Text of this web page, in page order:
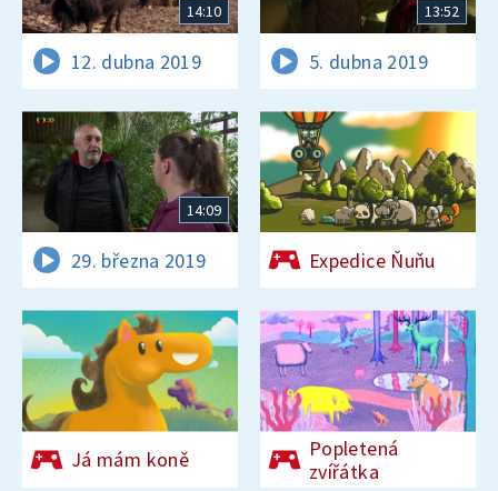
14:10
12. dubna 2019
13:52
5. dubna 2019
14:09
29. března 2019 Expedice Ňuňu
Já mám koně
Popletená
zvířátka